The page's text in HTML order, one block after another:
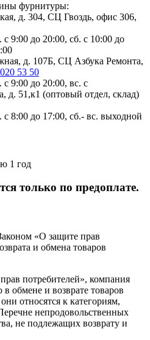
фурнитуры:
д. 304, СЦ Гвоздь, офис 306,
9:00 до 20:00, сб. с 10:00 до
д. 107Б, СЦ Азбука Ремонта,
53 50
9:00 до 20:00, вс. с
д. 51,к1 (оптовый отдел, склад)
8:00 до 17:00, сб.- вс. выходной
1 год
только по предоплате.
«О защите прав
и обмена товаров
потребителей», компания
обмене и возврате товаров
относятся к категориям,
непродовольственных
не подлежащих возврату и